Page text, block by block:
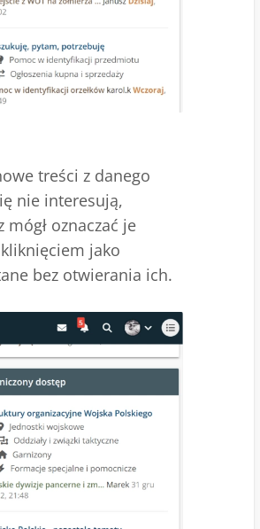
treści z danego
nie interesują,
mógł oznaczać je
jako
bez otwierania ich.